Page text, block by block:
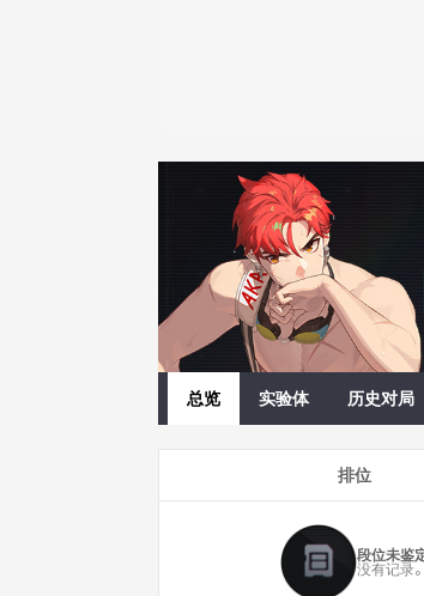
Eternal Return Profile for 쿠사나
总览 实验体 历史对局
排位
段位未鉴
没有记录。